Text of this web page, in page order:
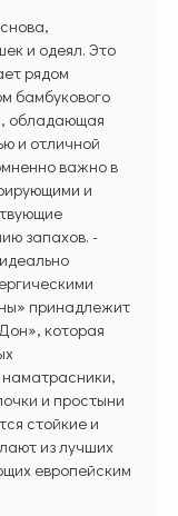
и одеял. Это
рядом
бамбукового
обладающая
и отличной
важно в
и
запахов. -
принадлежит
которая
и простыни
стойкие и
из лучших
европейским